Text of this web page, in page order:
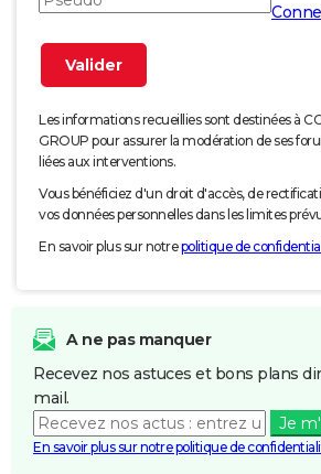
Les informations recueillies sont destinées à
GROUP pour assurer la modération de ses
liées aux interventions.
Vous bénéficiez d'un droit d'accès, de
vos données personnelles dans les limites
En savoir plus sur notrepolitique de
A ne pas manquer
Recevez nos astuces et bons plans
mail.
Je
En savoir plus sur notre politique de